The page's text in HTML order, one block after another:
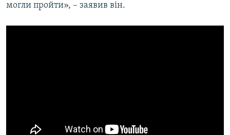
могли пройти», – заявив він.